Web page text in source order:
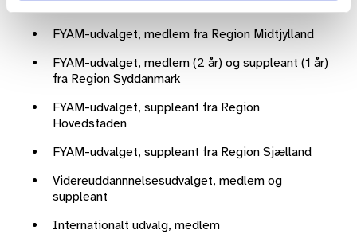
FYAM-udvalget, medlem fra Region Midtjylland
FYAM-udvalget, medlem (2 år) og suppleant (1 år)
fra Region Syddanmark
FYAM-udvalget, suppleant fra Region
Hovedstaden
FYAM-udvalget, suppleant fra Region Sjælland
Videreuddannnelsesudvalget, medlem og
suppleant
Internationalt udvalg, medlem